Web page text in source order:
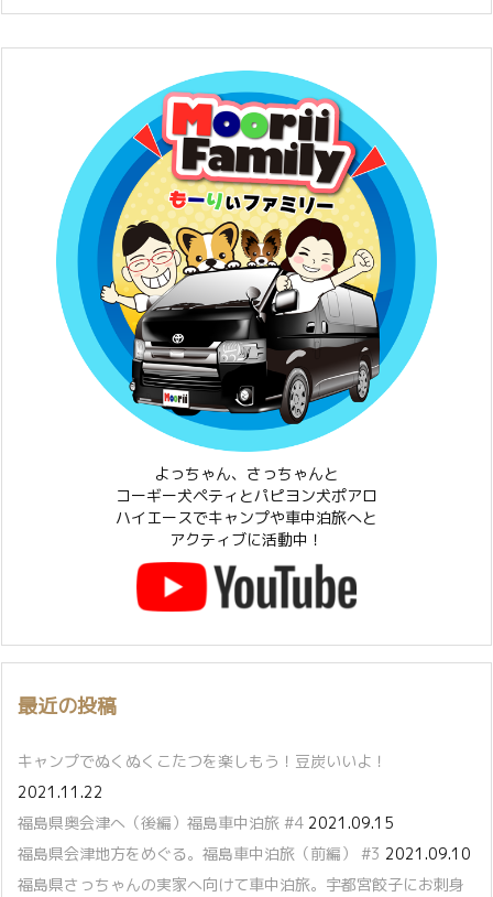
よっちゃん、さっちゃんと
コーギー犬ペティとパピヨン犬ポアロ
ハイエースでキャンプや車中泊旅へと
アクティブに活動中！
最近の投稿
キャンプでぬくぬくこたつを楽しもう！豆炭いいよ！
2021.11.22
福島県奥会津へ（後編）福島車中泊旅 #4 2021.09.15
福島県会津地方をめぐる。福島車中泊旅（前編） #3 2021.09.10
福島県さっちゃんの実家へ向けて車中泊旅。宇都宮餃子にお刺身